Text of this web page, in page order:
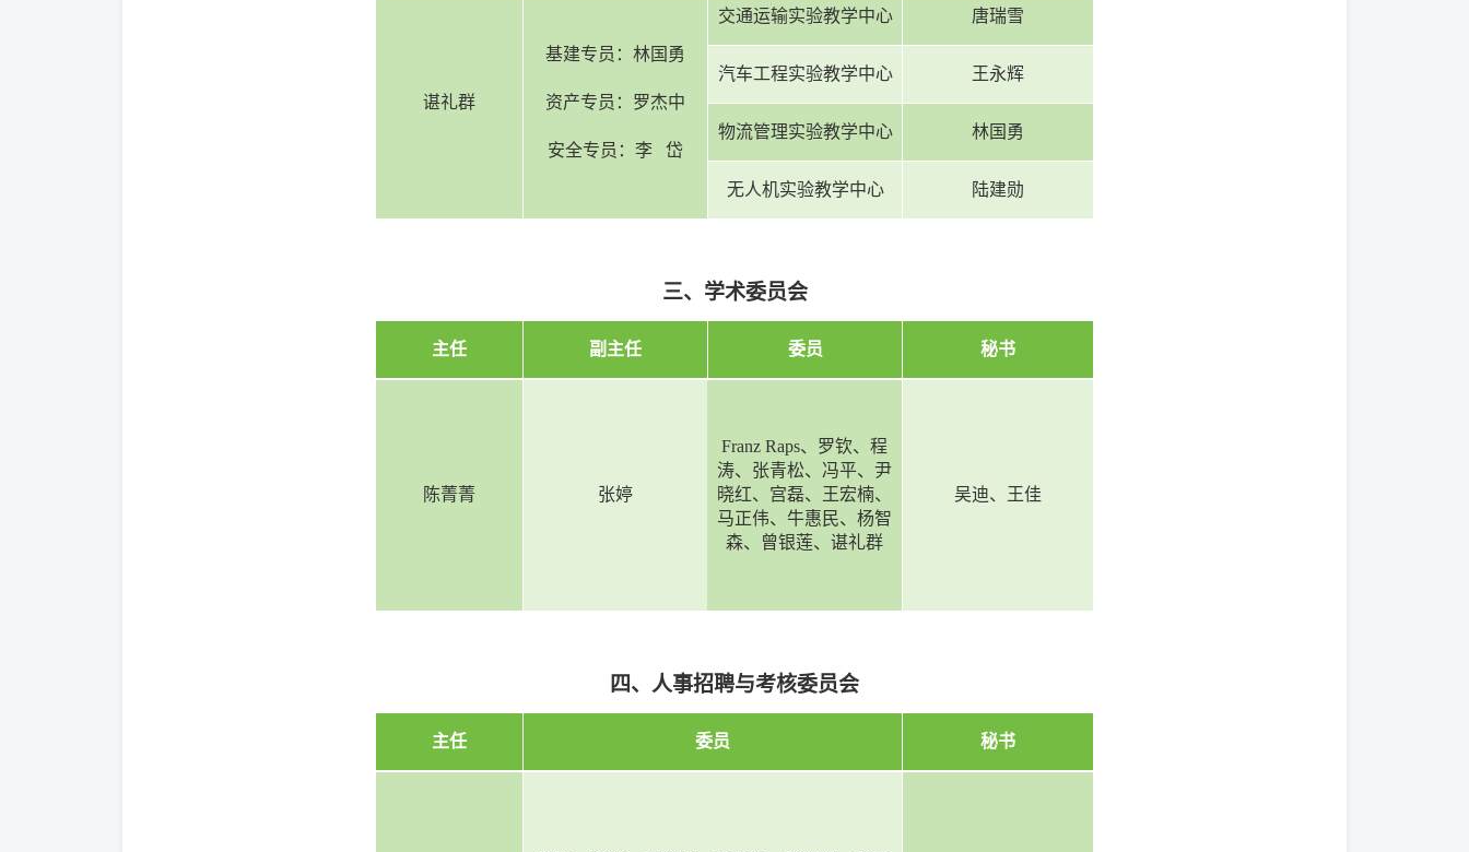
谌礼群
基建专员：林国勇
资产专员：罗杰中
安全专员：李 岱
交通运输实验教学中心 唐瑞雪
汽车工程实验教学中心 王永辉
物流管理实验教学中心 林国勇
无人机实验教学中心 陆建勋
三、学术委员会
主任 副主任 委员 秘书
陈菁菁 张婷
Franz Raps、罗钦、程
涛、张青松、冯平、尹
晓红、宫磊、王宏楠、
马正伟、牛惠民、杨智
森、曾银莲、谌礼群
吴迪、王佳
四、人事招聘与考核委员会
主任 委员 秘书